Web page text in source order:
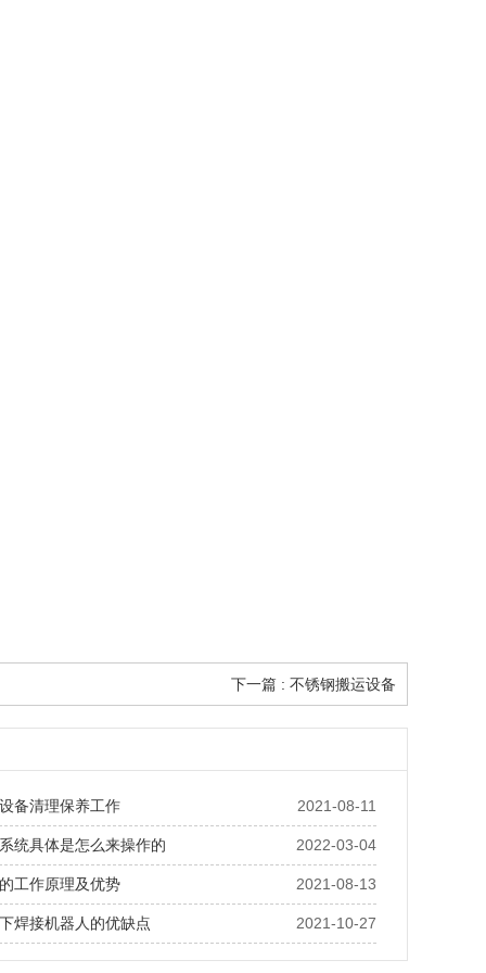
下一篇 : 不锈钢搬运设备
2021-08-11
备清理保养工作
2022-03-04
统具体是怎么来操作的
2021-08-13
工作原理及优势
2021-10-27
焊接机器人的优缺点